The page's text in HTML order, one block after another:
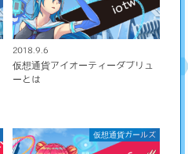
2018.9.6
仮想通貨アイオーティーダブリュ
ーとは
仮想通貨ガールズ